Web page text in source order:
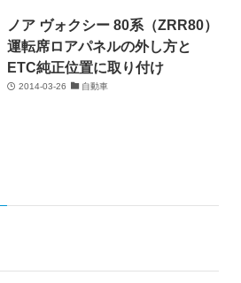
ノア ヴォクシー 80系（ZRR80）
運転席ロアパネルの外し方と
ETC純正位置に取り付け
2014-03-26 自動車